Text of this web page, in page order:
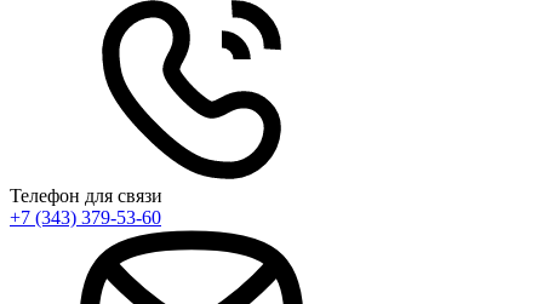
Телефон для связи
+7 (343) 379-53-60